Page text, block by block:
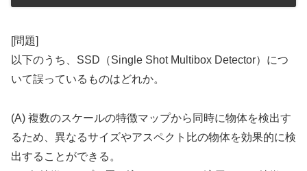
[問題]
以下のうち、SSD（Single Shot Multibox Detector）につ
いて誤っているものはどれか。
(A) 複数のスケールの特徴マップから同時に物体を検出す
るため、異なるサイズやアスペクト比の物体を効果的に検
出することができる。